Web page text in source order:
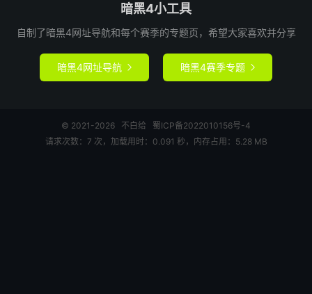
暗黑4小工具
自制了暗黑4网址导航和每个赛季的专题页，希望大家喜欢并分享
暗黑4网址导航  暗黑4赛季专题 
© 2021-2026 不白给
蜀ICP备2022010156号-4
请求次数：7 次，加载用时：0.091 秒，内存占用：5.28 MB